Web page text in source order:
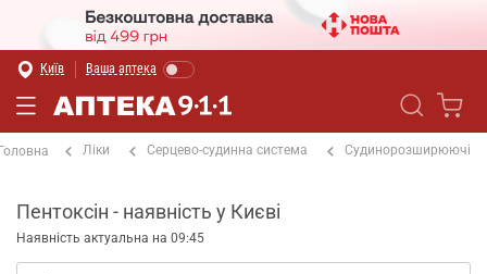
Київ Ваша аптека
Ліки Серцево-судинна система Судинорозширюючі
Пентоксін - наявність у Києві
Наявність актуальна на 09:45